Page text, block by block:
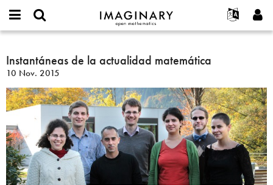
IMAGINARY
open
Français
한국어
Español
Türkçe
Programas
Interactivos
Películas
Textos
Exposiciones
Más...
Proyectos
Contacto
or
username
*
Contraseña
Crear nueva cuenta
Solicitar una nueva contraseña
Buscar
Instantáneas
de
la
actualidad
matemática
Instantáneas de la actualidad matemática
10 Nov. 2015